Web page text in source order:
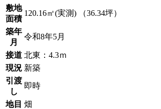
敷地
面積
120.16㎡(実測) （36.34坪）
築年
月
令和8年5月
接道 北東：4.3ｍ
現況 新築
引渡
し
即時
地目 畑